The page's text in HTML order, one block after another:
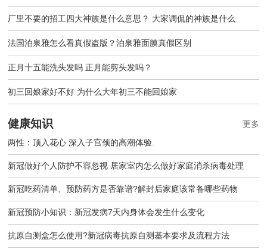
厂里不要的招工四大神族是什么意思？ 大家调侃的神族是什么
法国泊泉雅怎么看真假盗版？泊泉雅面膜真假区别
正月十五能洗头发吗 正月能剪头发吗？
初三回娘家好不好 为什么大年初三不能回娘家
健康知识
两性：顶入花心 深入子宫颈的高潮体验.
新冠做好个人防护不容忽视 居家室内怎么做好家庭消杀病毒处理
新冠吃药清单、预防药方是否靠谱?解封后家庭该常备哪些药物
新冠预防小知识：新冠发病7天内身体会发生什么变化
抗原自测盒怎么使用?新冠病毒抗原自测基本要求及流程方法
更多